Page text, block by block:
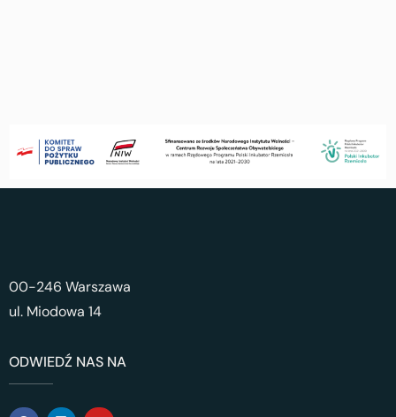
00-246 Warszawa
ul. Miodowa 14
ODWIEDŹ NAS NA